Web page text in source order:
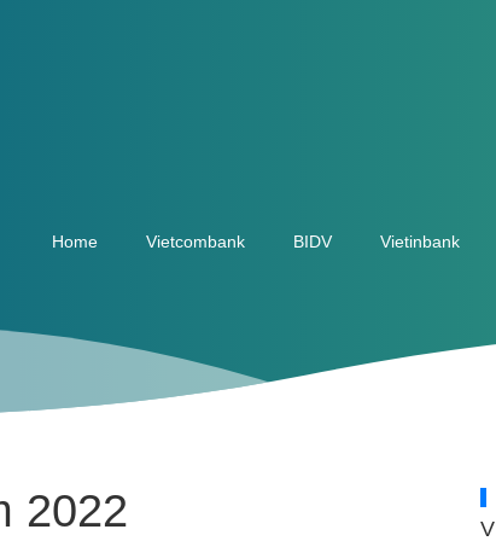
Home Vietcombank BIDV Vietinbank
2022